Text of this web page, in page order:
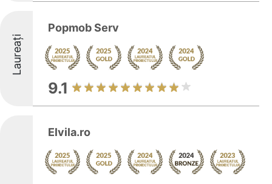
Laureați
Popmob Serv
9.1
Elvila.ro